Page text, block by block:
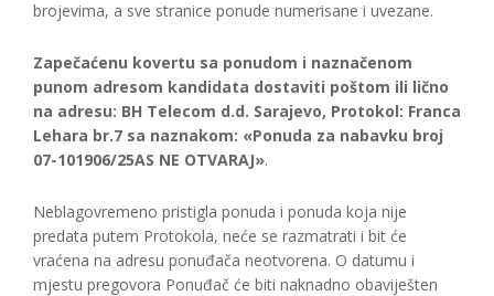
brojevima, a sve stranice ponude numerisane i uvezane.
Zapečaćenu kovertu sa ponudom i naznačenom
punom adresom kandidata dostaviti poštom ili lično
na adresu: BH Telecom d.d. Sarajevo, Protokol: Franca
Lehara br.7 sa naznakom: «Ponuda za nabavku broj
07-101906/25AS NE OTVARAJ».
Neblagovremeno pristigla ponuda i ponuda koja nije
predata putem Protokola, neće se razmatrati i bit će
vraćena na adresu ponuđača neotvorena. O datumu i
mjestu pregovora Ponuđač će biti naknadno obaviješten